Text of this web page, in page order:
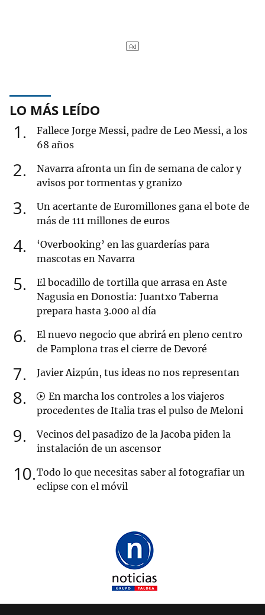
LO MÁS LEÍDO
1
Fallece Jorge Messi, padre de Leo Messi, a los
68 años
2
Navarra afronta un fin de semana de calor y
avisos por tormentas y granizo
3
Un acertante de Euromillones gana el bote de
más de 111 millones de euros
4
‘Overbooking’ en las guarderías para
mascotas en Navarra
5
El bocadillo de tortilla que arrasa en Aste
Nagusia en Donostia: Juantxo Taberna
prepara hasta 3.000 al día
6
El nuevo negocio que abrirá en pleno centro
de Pamplona tras el cierre de Devoré
7 Javier Aizpún, tus ideas no nos representan
8
En marcha los controles a los viajeros
procedentes de Italia tras el pulso de Meloni
9
Vecinos del pasadizo de la Jacoba piden la
instalación de un ascensor
10 Todo lo que necesitas saber al fotografiar un
eclipse con el móvil